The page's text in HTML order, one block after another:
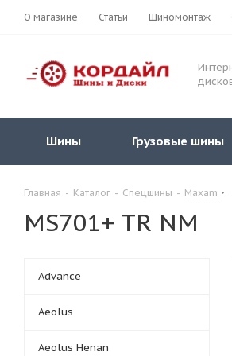
О магазине Статьи Шиномонтаж
Шины Грузовые шины
Главная - Каталог - Спецшины - Maxam
MS701+ TR NM
Advance
Aeolus
Aeolus Henan